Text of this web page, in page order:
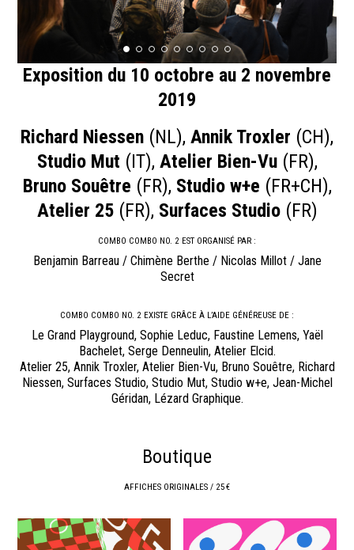
Exposition du 10 octobre au 2 novembre
2019
Richard Niessen (NL), Annik Troxler (CH),
Studio Mut (IT), Atelier Bien-Vu(FR),
Bruno Souêtre (FR), Studio w+e (FR+CH),
Atelier 25(FR), Surfaces Studio(FR)
COMBO COMBO NO. 2 EST ORGANISÉ PAR :
Benjamin Barreau / Chimène Berthe / Nicolas Millot / Jane
Secret
COMBO COMBO NO. 2 EXISTE GRÂCE À L’AIDE GÉNÉREUSE DE :
Le Grand Playground, Sophie Leduc, Faustine Lemens, Yaël
Bachelet, Serge Denneulin, Atelier Elcid.
Atelier 25, Annik Troxler, Atelier Bien-Vu, Bruno Souêtre, Richard
Niessen, Surfaces Studio, Studio Mut, Studio w+e, Jean-Michel
Géridan, Lézard Graphique.
Boutique
AFFICHES ORIGINALES / 25 €